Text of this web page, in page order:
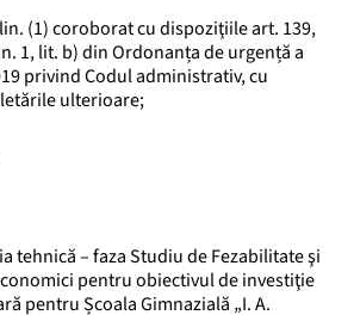
(1) coroborat cu dispoziţiile art. 139,
1, lit. b) din Ordonanța de urgență a
privind Codul administrativ, cu
ulterioare;
tehnică – faza Studiu de Fezabilitate şi
pentru obiectivul de investiţie
pentru Școala Gimnazială „I. A.